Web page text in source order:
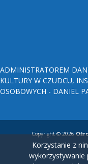
ADMINISTRATOREM
KULTURY W CZUDCU,
OSOBOWYCH - DANIEL
Copyright © 2026
Korzystanie z
wykorzystywanie